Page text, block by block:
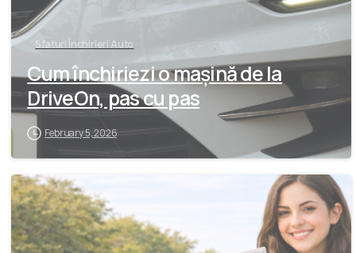
Sfaturi Închirieri Auto
Cum închiriezi o mașină de la
DriveOn, pas cu pas
February 5, 2026
-